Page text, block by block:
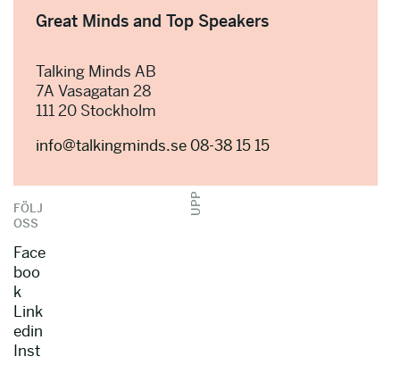
Great Minds and Top Speakers
Talking Minds AB
7A Vasagatan 28
111 20 Stockholm
info@talkingminds.se08-38 15 15
UPP
FÖLJ
OSS
Face
boo
k
Link
edin
Inst